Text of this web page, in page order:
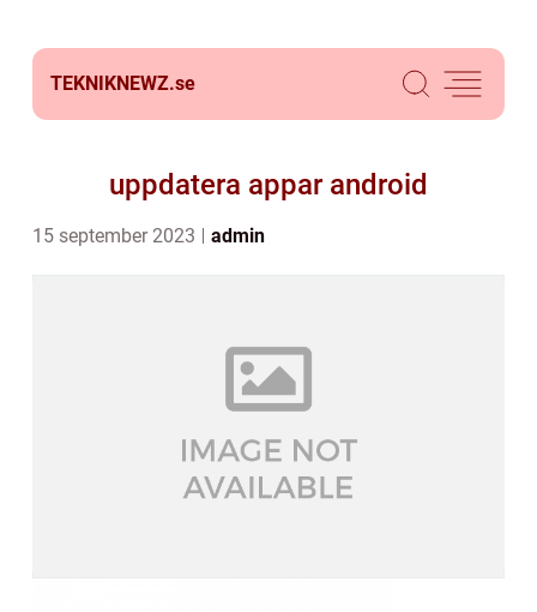
TEKNIKNEWZ.se
uppdatera appar android
15 september 2023 admin